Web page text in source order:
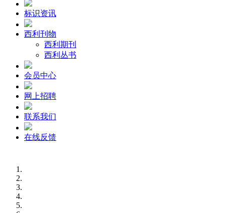
标识资讯
西利刊物
西利期刊
西利丛书
会员中心
网上招聘
联系我们
在线反馈